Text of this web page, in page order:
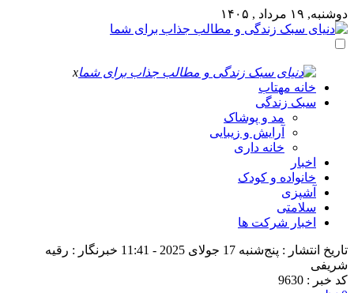
دوشنبه, ۱۹ مرداد , ۱۴۰۵
x
خانه مهتاب
سبک زندگی
مد و پوشاک
آرایش و زیبایی
خانه داری
اخبار
خانواده و کودک
آشپزی
سلامتی
اخبار شرکت ها
تاریخ انتشار : پنج‌شنبه 17 جولای 2025 - 11:41
خبرنگار : رقیه
شریفی
کد خبر : 9630